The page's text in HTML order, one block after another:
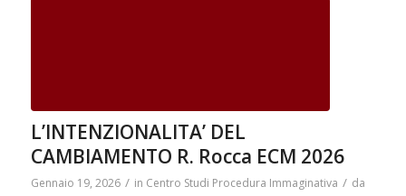
L’INTENZIONALITA’ DEL
CAMBIAMENTO R. Rocca ECM 2026
Gennaio 19, 2026 / in Centro Studi Procedura Immaginativa / da